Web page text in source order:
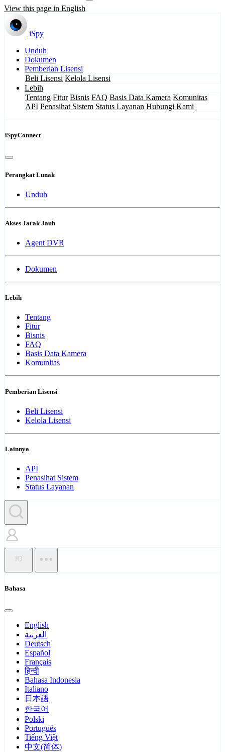
View this page in English
iSpy
Unduh
Dokumen
Pemberian Lisensi
Beli Lisensi Kelola Lisensi
Lebih
Tentang Fitur Bisnis FAQ Basis Data Kamera Komunitas
API Penasihat Sistem Status Layanan Hubungi Kami
iSpyConnect
Perangkat Lunak
Unduh
Akses Jarak Jauh
Agent DVR
Dokumen
Lebih
Tentang
Fitur
Bisnis
FAQ
Basis Data Kamera
Komunitas
Pemberian Lisensi
Beli Lisensi
Kelola Lisensi
Lainnya
API
Penasihat Sistem
Status Layanan
ID
Bahasa
English
العربية
Deutsch
Español
Français
हिन्दी
Bahasa Indonesia
Italiano
日本語
한국어
Polski
Português
Tiếng Việt
中文(简体)